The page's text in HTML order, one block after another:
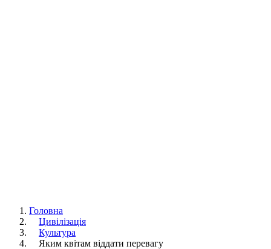
Головна
Цивілізація
Культура
Яким квітам віддати перевагу